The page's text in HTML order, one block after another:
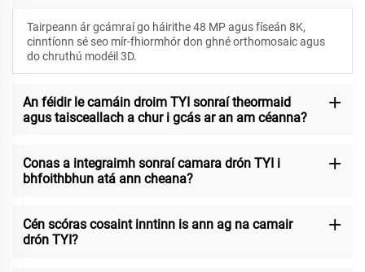
Tairpeann ár gcámraí go háirithe 48 MP agus físeán 8K,
cinntíonn sé seo mír-fhiormhór don ghné orthomosaic agus
do chruthú modéil 3D.
An féidir le camáin droim TYI sonraí theormaid
agus taisceallach a chur i gcás ar an am céanna?
Conas a integraimh sonraí camara drón TYI i
bhfoithbhun atá ann cheana?
Cén scóras cosaint inntinn is ann ag na camair
drón TYI?